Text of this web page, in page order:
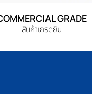
GRADE
สินค้าเกรดยิม